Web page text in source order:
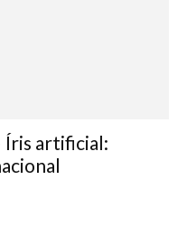
artificial: